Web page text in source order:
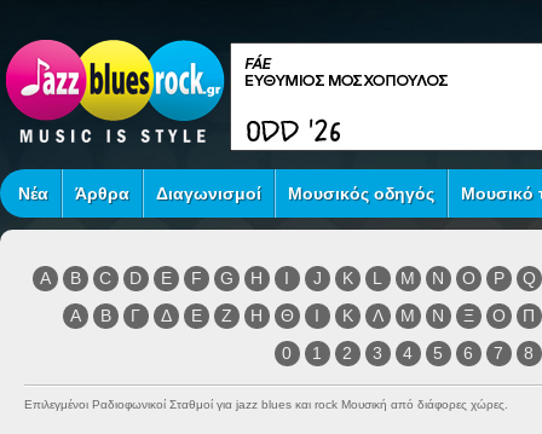
Νέα Άρθρα Διαγωνισμοί Μουσικός οδηγός Μουσικό
A B C D E F G H I J K L M N O P
Q
Α
Β Γ Δ Ε Ζ Η Θ Ι Κ Λ Μ Ν Ξ Ο
Π
0
1 2 3 4 5 6 7 8
Επιλεγμένοι Ραδιοφωνικοί Σταθμοί για jazz blues και rock Μουσική από διάφορες χώρες.